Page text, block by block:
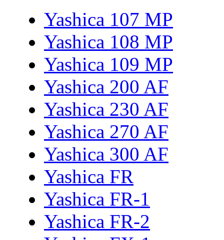
Yashica 107 MP
Yashica 108 MP
Yashica 109 MP
Yashica 200 AF
Yashica 230 AF
Yashica 270 AF
Yashica 300 AF
Yashica FR
Yashica FR-1
Yashica FR-2